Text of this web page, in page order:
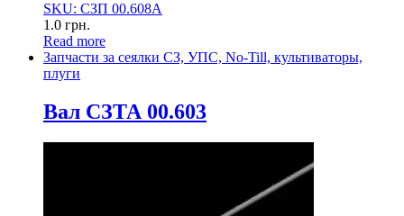
SKU: СЗП 00.608А
1.0 грн.
Read more
Запчасти за сеялки СЗ, УПС, No-Till, культиваторы,
плуги
Вал СЗТА 00.603